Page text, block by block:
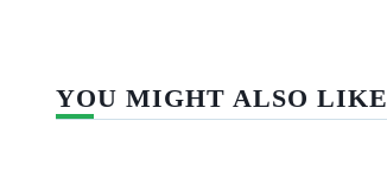
YOU MIGHT ALSO LIKE